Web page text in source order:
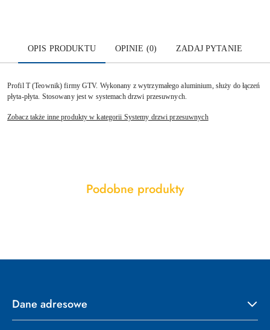
OPIS PRODUKTU OPINIE (0) ZADAJ PYTANIE
Profil T (Teownik) firmy GTV. Wykonany z wytrzymałego aluminium, służy do łączeń
płyta-płyta. Stosowany jest w systemach drzwi przesuwnych.
Zobacz także inne produkty w kategorii Systemy drzwi przesuwnych
Pomiń karuzelę produktów
Produkty
Podobne produkty
Dane adresowe